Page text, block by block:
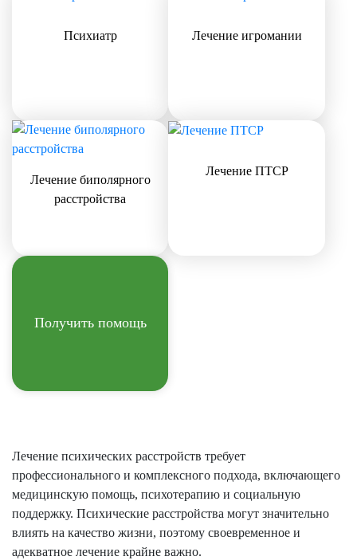
Психиатр Лечение игромании
Лечение биполярного
расстройства
Лечение ПТСР
Получить помощь
Лечение психических расстройств требует
профессионального и комплексного подхода, включающего
медицинскую помощь, психотерапию и социальную
поддержку. Психические расстройства могут значительно
влиять на качество жизни, поэтому своевременное и
адекватное лечение крайне важно.